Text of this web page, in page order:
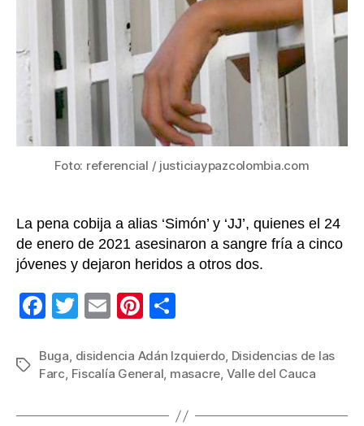
a
31
de
por
en
Foto: referencial / justiciaypazcolombia.com
La pena cobija a alias ‘Simón’ y ‘JJ’, quienes el 24
de enero de 2021 asesinaron a sangre fría a cinco
jóvenes y dejaron heridos a otros dos.
F
c
e
b
T
tt
er
E
ail
Pi
er
e
st
m
p
ar
Etiquetas
Buga, disidencia Adán Izquierdo, Disidencias de las
Farc, Fiscalía General, masacre, Valle del Cauca